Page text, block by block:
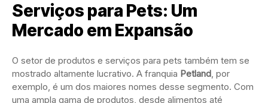
Serviços para Pets: Um
Mercado em Expansão
O setor de produtos e serviços para pets também tem se
mostrado altamente lucrativo. A franquia Petland, por
exemplo, é um dos maiores nomes desse segmento. Com
uma ampla gama de produtos, desde alimentos até